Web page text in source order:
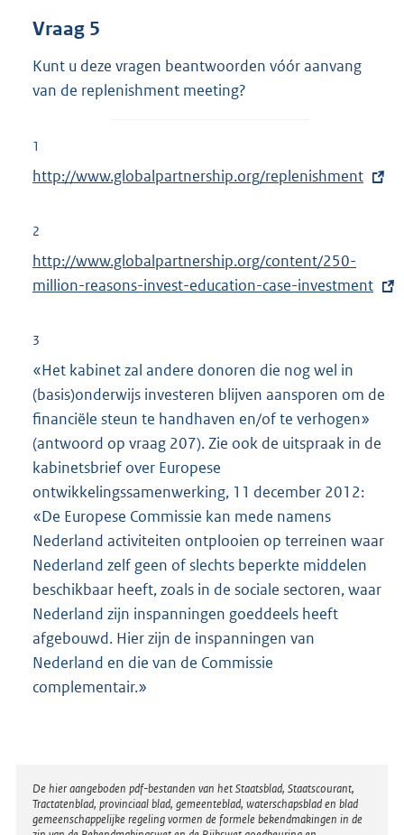
Vraag 5
Kunt u deze vragen beantwoorden vóór aanvang
van de replenishment meeting?
1
E
t
r
n
l
i
n
k
:
http://www.globalpartnership.org/replenishment
2
E
x
e
e
i
http://www.globalpartnership.org/content/250-
million-reasons-invest-education-case-investment
3
«Het kabinet zal andere donoren die nog wel in
(basis)onderwijs investeren blijven aansporen om de
financiële steun te handhaven en/of te verhogen»
(antwoord op vraag 207). Zie ook de uitspraak in de
kabinetsbrief over Europese
ontwikkelingssamenwerking, 11 december 2012:
«De Europese Commissie kan mede namens
Nederland activiteiten ontplooien op terreinen waar
Nederland zelf geen of slechts beperkte middelen
beschikbaar heeft, zoals in de sociale sectoren, waar
Nederland zijn inspanningen goeddeels heeft
afgebouwd. Hier zijn de inspanningen van
Nederland en die van de Commissie
complementair.»
Disclaimer
De hier aangeboden pdf-bestanden van het Staatsblad, Staatscourant,
Tractatenblad, provinciaal blad, gemeenteblad, waterschapsblad en blad
gemeenschappelijke regeling vormen de formele bekendmakingen in de